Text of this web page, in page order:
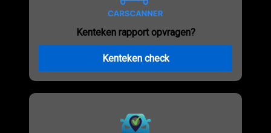
Kenteken rapport opvragen?
Kenteken check